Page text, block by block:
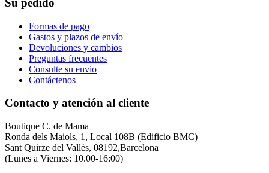
Su pedido
Formas de pago
Gastos y plazos de envío
Devoluciones y cambios
Preguntas frecuentes
Consulte su envio
Contáctenos
Contacto y atención al cliente
Boutique C. de Mama
Ronda dels Maiols, 1, Local 108B (Edificio BMC)
Sant Quirze del Vallès, 08192,Barcelona
(Lunes a Viernes: 10.00-16:00)